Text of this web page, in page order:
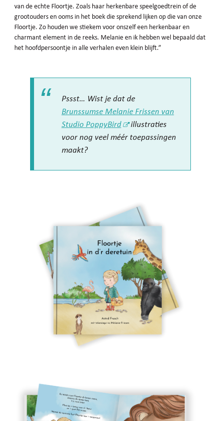
van de echte Floortje. Zoals haar herkenbare speelgoedtrein of de
grootouders en ooms in het boek die sprekend lijken op die van onze
Floortje. Zo houden we stiekem voor onszelf een herkenbaar en
charmant element in de reeks. Melanie en ik hebben wel bepaald dat
het hoofdpersoontje in alle verhalen even klein blijft.”
Pssst… Wist je dat de
Brunssumse Melanie Frissen van
Studio PoppyBird
illustraties
voor nog veel méér toepassingen
maakt?